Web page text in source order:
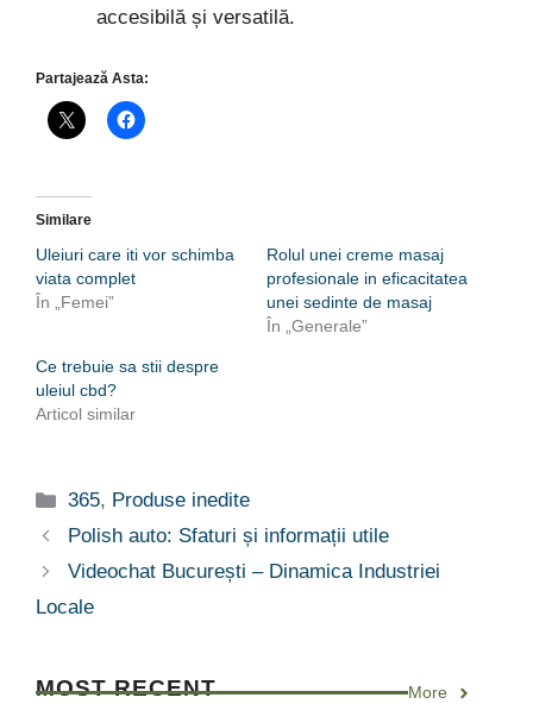
accesibilă și versatilă.
Partajează Asta:
Similare
Uleiuri care iti vor schimba
viata complet
În „Femei”
Rolul unei creme masaj
profesionale in eficacitatea
unei sedinte de masaj
În „Generale”
Ce trebuie sa stii despre
uleiul cbd?
Articol similar
Categorii
365, Produse inedite
Polish auto: Sfaturi și informații utile
Videochat București – Dinamica Industriei
Locale
MOST RECENT More